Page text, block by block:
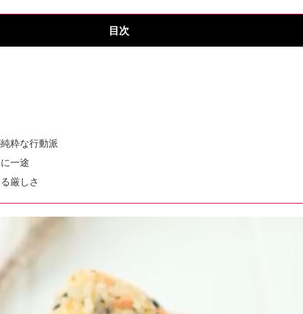
目次
粋な行動派
一途
厳しさ